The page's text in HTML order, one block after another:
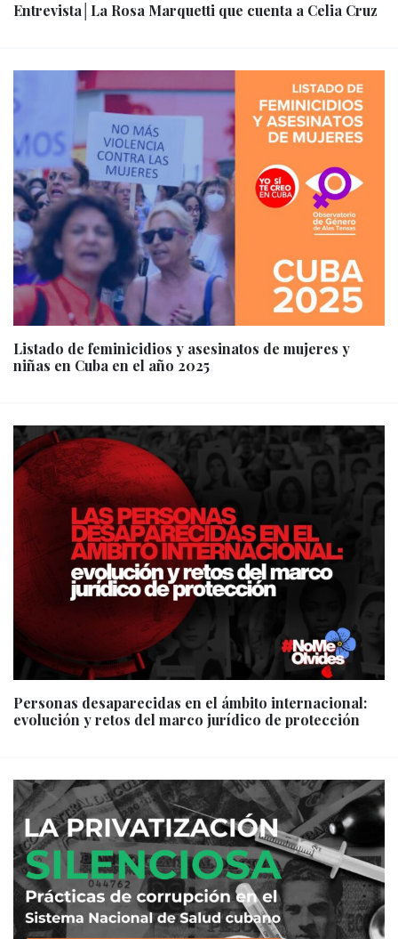
Entrevista│La Rosa Marquetti que cuenta a Celia Cruz
Listado de feminicidios y asesinatos de mujeres y
niñas en Cuba en el año 2025
Personas desaparecidas en el ámbito internacional:
evolución y retos del marco jurídico de protección